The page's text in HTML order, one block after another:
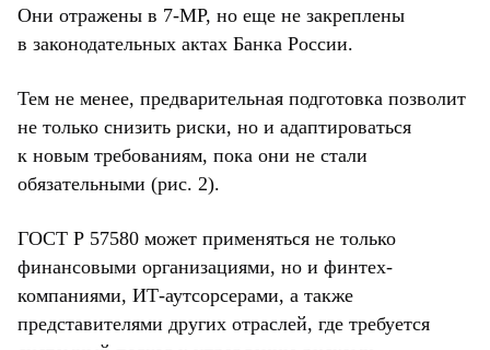
Они отражены в 7-МР, но еще не закреплены
в законодательных актах Банка России.
Тем не менее, предварительная подготовка позволит
не только снизить риски, но и адаптироваться
к новым требованиям, пока они не стали
обязательными (рис. 2).
ГОСТ Р 57580 может применяться не только
финансовыми организациями, но и финтех-
компаниями, ИТ-аутсорсерами, а также
представителями других отраслей, где требуется